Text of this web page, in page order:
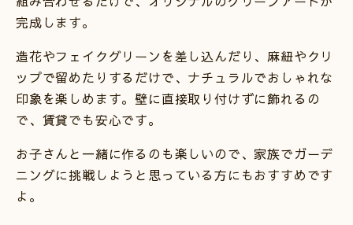
完成します。
造花やフェイクグリーンを差し込んだり、麻紐やクリ
ップで留めたりするだけで、ナチュラルでおしゃれな
印象を楽しめます。壁に直接取り付けずに飾れるの
で、賃貸でも安心です。
お子さんと一緒に作るのも楽しいので、家族でガーデ
ニングに挑戦しようと思っている方にもおすすめです
よ。